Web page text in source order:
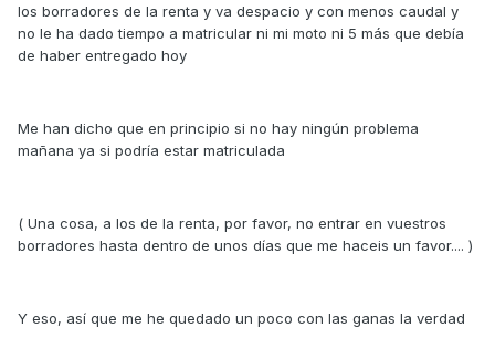
los borradores de la renta y va despacio y con menos caudal y
no le ha dado tiempo a matricular ni mi moto ni 5 más que debía
de haber entregado hoy
Me han dicho que en principio si no hay ningún problema
mañana ya si podría estar matriculada
( Una cosa, a los de la renta, por favor, no entrar en vuestros
borradores hasta dentro de unos días que me haceis un favor.... )
Y eso, así que me he quedado un poco con las ganas la verdad